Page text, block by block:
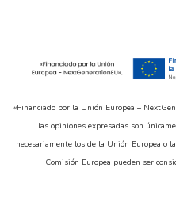
CITA Y CONTACTO
LLAMAR AHORA
«Financiado por la Unión Europea –
las opiniones expresadas son
necesariamente los de la Unión Europea o
Comisión Europea pueden ser